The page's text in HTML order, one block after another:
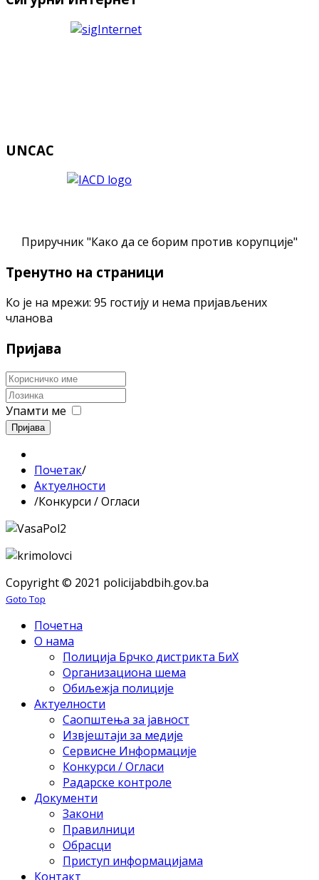
UNCAC
Приручник "Како да се борим против корупције"
Тренутно на страници
Ко је на мрежи: 95 гостију и нема пријављених
чланова
Пријава
Упамти ме
Пријава
Почетак/
Актуелности
/Конкурси / Огласи
Copyright © 2021 policijabdbih.gov.ba
Goto Top
Почетна
О нама
Полиција Брчко дистрикта БиХ
Организациона шема
Обиљежја полиције
Актуелности
Саопштења за јавност
Извјештаји за медије
Сервисне Информације
Конкурси / Огласи
Радарске контроле
Документи
Закони
Правилници
Обрасци
Приступ информацијама
Контакт